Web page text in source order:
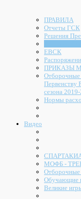
ПРАВИЛА
Отчеты ГСК
Решения
ЕВСК
ПРИКАЗЫ
Отборочные
Первенству
сезона 2019-
Нормы
Видео
МОФБ -
Обучающие
Великие